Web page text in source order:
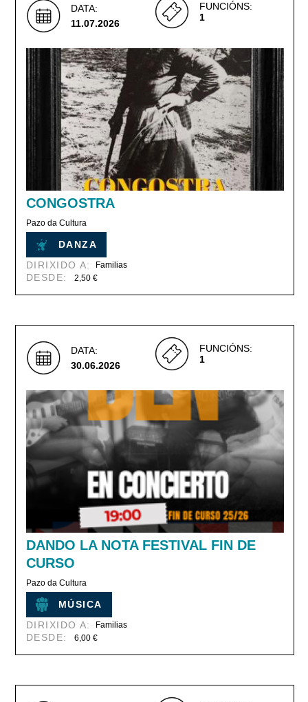
DATA:
11.07.2026
FUNCIÓNS:
1
CONGOSTRA
Pazo da Cultura
DANZA
DIRIXIDO A:
Familias
DESDE: 2,50 €
DATA:
30.06.2026
FUNCIÓNS:
1
DANDO LA NOTA FESTIVAL FIN DE
CURSO
Pazo da Cultura
MÚSICA
DIRIXIDO A:
Familias
DESDE: 6,00 €